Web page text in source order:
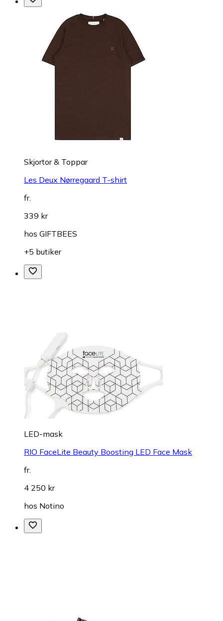
Skjortor & Toppar
Les Deux Nørregaard T-shirt
fr.
339 kr
hos GIFTBEES
+5 butiker
LED-mask
RIO FaceLite Beauty Boosting LED Face Mask
fr.
4 250 kr
hos Notino